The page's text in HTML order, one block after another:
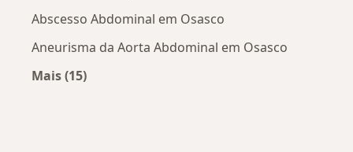
Abscesso Abdominal em Osasco
Aneurisma da Aorta Abdominal em Osasco
Mais (15)